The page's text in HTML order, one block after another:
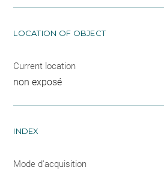
LOCATION OF OBJECT
Current location
non exposé
INDEX
Mode d'acquisition